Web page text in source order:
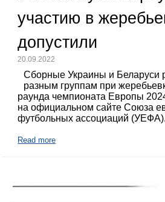
участию в
допустили
20.09.2022
Сборные Украины и Беларуси
разным группам при
раунда чемпионата Европы
на официальном сайте Союза
футбольных ассоциаций (УЕФА).
Read more